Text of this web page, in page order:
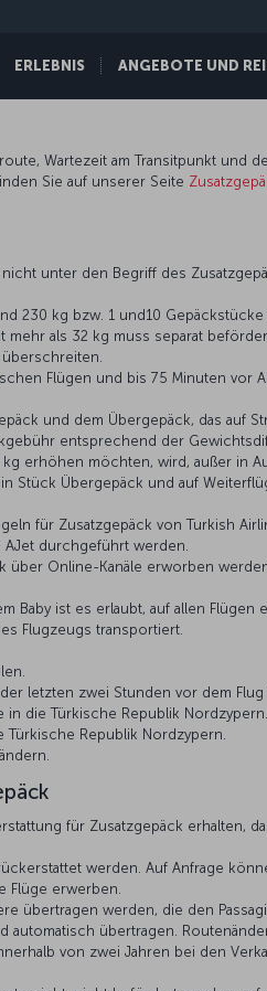
ERLEBNIS ANGEBOTE UND
Wartezeit am Transitpunkt und
Sie auf unserer Seite
unter den Begriff des
230 kg bzw. 1 und10
als 32 kg muss separat
Flügen und bis 75 Minuten vor
und dem Übergepäck, das auf
entsprechend der
erhöhen möchten, wird, außer in
Stück Übergepäck und auf
für Zusatzgepäck von Turkish
AJet durchgeführt werden.
über Online-Kanäle erworben
Baby ist es erlaubt, auf allen
Flugzeugs transportiert.
letzten zwei Stunden vor dem Flug
die Türkische Republik
Türkische Republik Nordzypern.
für Zusatzgepäck erhalten,
werden. Auf Anfrage
Flüge erwerben.
übertragen werden, die den
automatisch übertragen.
von zwei Jahren bei den